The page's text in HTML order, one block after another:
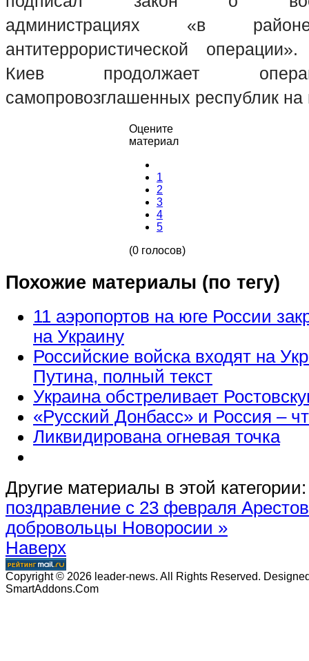
администрациях «в
антитеррористической
Киев продолжает
самопровозглашенных республик на
Оцените
материал
1
2
3
4
5
(0 голосов)
Похожие материалы (по тегу)
11 аэропортов на юге России
на Украину
Российские войска входят на
Путина, полный текст
Украина обстреливает
«Русский Донбасс» и Россия –
Ликвидирована огневая точка
Другие материалы в этой категории:
поздравление с 23 февраля
добровольцы Новоросии »
Наверх
Copyright © 2026 leader-news. All Rights Reserved.
SmartAddons.Com